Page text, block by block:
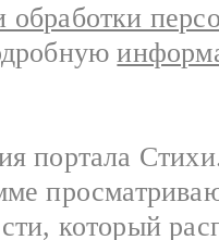
обработки
портала
который